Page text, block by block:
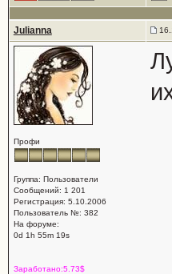
Julianna
Профи
Группа: Пользователи
Сообщений: 1 201
Регистрация: 5.10.2006
Пользователь №: 382
На форуме:
0d 1h 55m 19s
Заработано:5.73$